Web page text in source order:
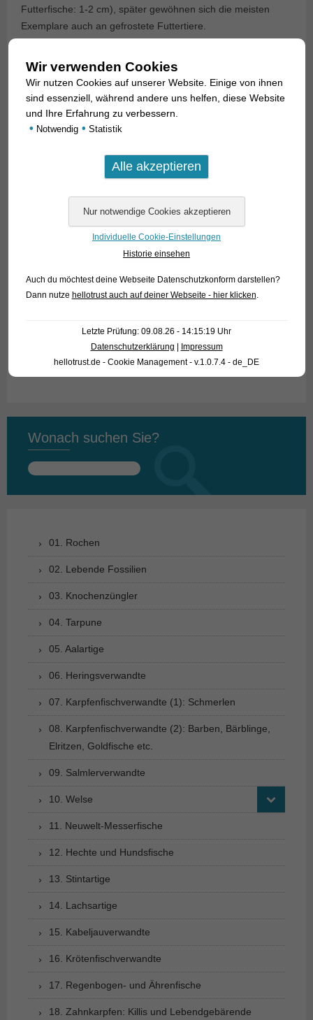
Futterfische: 1-2 cm), später gewöhnen sich die meisten
Exemplare auch an gefrostete Futtertiere.
Potamorrhaphis leben gerne in sozialen Verbänden und es
ist ein faszinierender Anblick, diese grazilen Fische beim
Schwimmen zu beobachten. Unsere Potamorrhaphis
konnten wir aus Peru importieren. Von dort wurde gerade
erst die neue Art P. labiatus beschrieben. Allerdings
eher der Art P. guianensis.
Für unsere Kunden: die Tiere haben Code 281534 auf
unserer Stockliste. Bitte beachten Sie, dass wir
ausschließlich den Großhandel beliefern. Nur in geringer
Stückzahl lieferbar!
Text & Photos: Frank Schäfer
Angaben zum Tier
Verfügbare Größe in cm 20-25
Wonach suchen Sie?
Suchen
01. Rochen
02. Lebende Fossilien
03. Knochenzüngler
04. Tarpune
05. Aalartige
06. Heringsverwandte
07. Karpfenfischverwandte (1): Schmerlen
08. Karpfenfischverwandte (2): Barben, Bärblinge,
Elritzen, Goldfische etc.
09. Salmlerverwandte
10. Welse
11. Neuwelt-Messerfische
12. Hechte und Hundsfische
13. Stintartige
14. Lachsartige
15. Kabeljauverwandte
16. Krötenfischverwandte
17. Regenbogen- und Ährenfische
18. Zahnkarpfen: Killis und Lebendgebärende
Wir verwenden Cookies
Wir nutzen Cookies auf unserer Website. Einige von ihnen
sind essenziell, während andere uns helfen, diese Website
und Ihre Erfahrung zu verbessern.
• Notwendig • Statistik
Individuelle Cookie-Einstellungen
Historie einsehen
Auch du möchtest deine Webseite Datenschutzkonform darstellen?
Dann nutze hellotrust auch auf deiner Webseite - hier klicken
Letzte Prüfung: 09.08.26 - 14:15:19 Uhr
Datenschutzerklärung | Impressum
hellotrust.de - Cookie Management - v.1.0.7.4 - de_DE